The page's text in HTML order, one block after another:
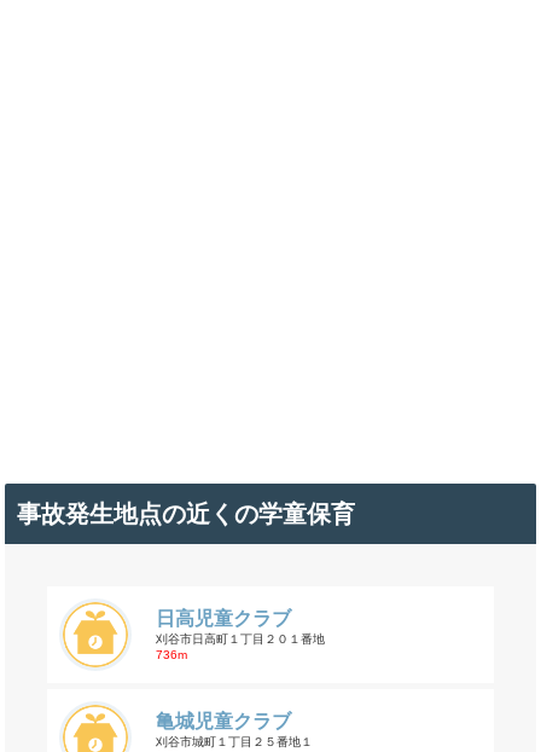
事故発生地点の近くの学童保育
日高児童クラブ
刈谷市日高町１丁目２０１番地
736m
亀城児童クラブ
刈谷市城町１丁目２５番地１